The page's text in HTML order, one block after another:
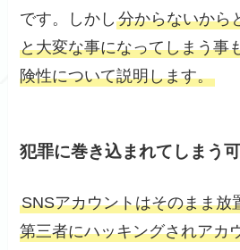
です。しかし分からないから
と大変な事になってしまう事
険性について説明します。
犯罪に巻き込まれてしまう
SNSアカウントはそのまま放
第三者にハッキングされアカ